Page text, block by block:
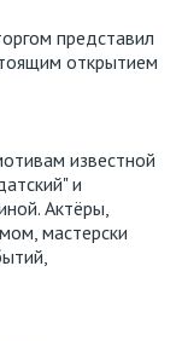
представил
открытием
известной
и
Актёры,
мастерски